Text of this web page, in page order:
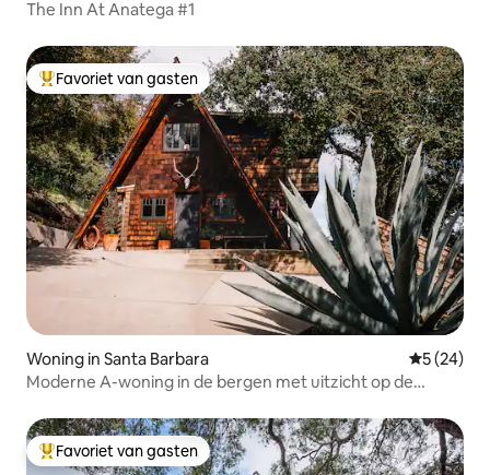
The Inn At Anatega #1
Topfavoriet van gasten
Favoriet van gasten
Woning in Santa Barbara
5 (24)
Moderne A-woning in de bergen met uitzicht op de
Topfavoriet van gasten
Favoriet van gasten